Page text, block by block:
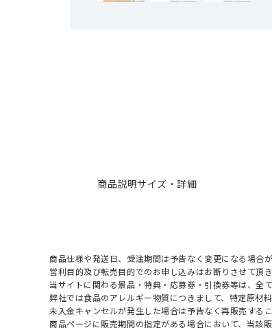
商品説明サイズ・詳細
商品仕様や発送日、受注期間は予告なく変更になる場合が
営利目的及び転売目的でのお申し込みはお断りさせて頂き
当サイトに関わる景品・特典・応募券・引換券等は、全
弊社では食品のアレルギー物質につきまして、特定原材
未入金キャンセルが発生した場合は予告なく再販売する
商品ページに販売期間の指定がある場合において、当該